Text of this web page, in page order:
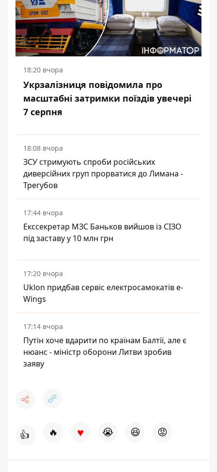
18:20 вчора
Укрзалізниця повідомила про
масштабні затримки поїздів увечері
7 серпня
18:08 вчора
ЗСУ стримують спроби російських
диверсійних груп прорватися до Лимана -
Трегубов
17:44 вчора
Екссекретар МЗС Баньков вийшов із СІЗО
під заставу у 10 млн грн
17:20 вчора
Uklon придбав сервіс електросамокатів e-
Wings
17:14 вчора
Путін хоче вдарити по країнам Балтії, але є
нюанс - міністр оборони Литви зробив
заяву
👍 🔥 ♥ 😭 😆 😡